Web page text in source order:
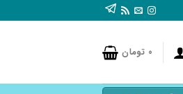
۰ تومان